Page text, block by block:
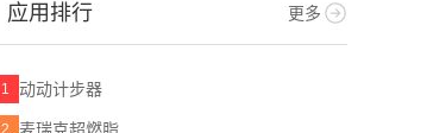
应用排行 更多
1 动动计步器
2